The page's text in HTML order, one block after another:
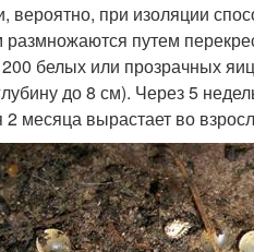
при изоляции
путем
белых или прозрачных
до 8 см). Через 5
2 месяца вырастает во